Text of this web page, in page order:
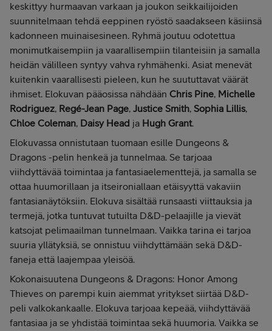
keskittyy hurmaavan varkaan ja joukon seikkailijoiden
suunnitelmaan tehdä eeppinen ryöstö saadakseen käsiinsä
kadonneen muinaisesineen. Ryhmä joutuu odotettua
monimutkaisempiin ja vaarallisempiin tilanteisiin ja samalla
heidän välilleen syntyy vahva ryhmähenki. Asiat menevät
kuitenkin vaarallisesti pieleen, kun he suututtavat väärät
ihmiset. Elokuvan pääosissa nähdään Chris Pine, Michelle
Rodriguez, Regé-Jean Page, Justice Smith, Sophia Lillis,
Chloe Coleman, Daisy Head ja Hugh Grant.
Elokuvassa onnistutaan tuomaan esille Dungeons &
Dragons -pelin henkeä ja tunnelmaa. Se tarjoaa
viihdyttävää toimintaa ja fantasiaelementtejä, ja samalla se
ottaa huumorillaan ja itseironiallaan etäisyyttä vakaviin
fantasianäytöksiin. Elokuva sisältää runsaasti viittauksia ja
termejä, jotka tuntuvat tutuilta D&D-pelaajille ja vievät
katsojat pelimaailman tunnelmaan. Vaikka tarina ei tarjoa
suuria yllätyksiä, se onnistuu viihdyttämään sekä D&D-
faneja että laajempaa yleisöä.
Kokonaisuutena Dungeons & Dragons: Honor Among
Thieves on parempi kuin aiemmat yritykset siirtää D&D-
peli valkokankaalle. Elokuva tarjoaa kepeää, viihdyttävää
fantasiaa ja se yhdistää toimintaa sekä huumoria. Vaikka se